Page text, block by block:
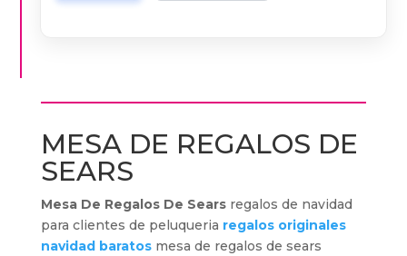
MESA DE REGALOS DE
SEARS
Mesa De Regalos De Searsregalos de navidad
para clientes de peluqueria regalos originales
navidad baratosmesa de regalos de sears